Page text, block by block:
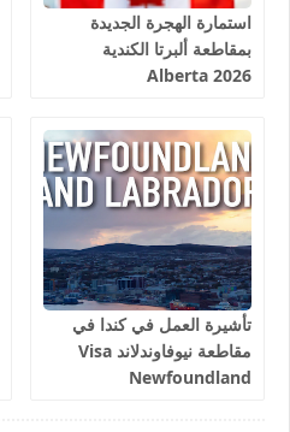
استمارة الهجرة الجديدة
بمقاطعة ألبرتا الكندية
Alberta 2026
تأشيرة العمل في كندا في
مقاطعة نيوفاوندلاند Visa
Newfoundland